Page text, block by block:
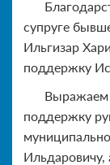
супруге
Ильгизар
поддержку
Выражаем
поддержку